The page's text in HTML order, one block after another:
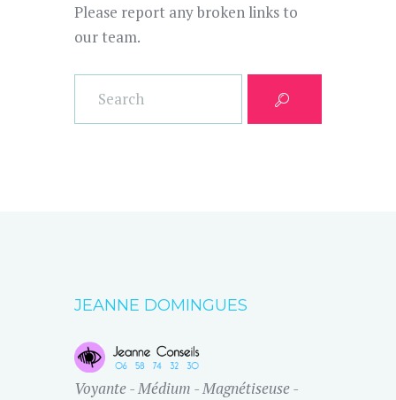
Please report any broken links to
our team.
JEANNE DOMINGUES
Voyante - Médium - Magnétiseuse -